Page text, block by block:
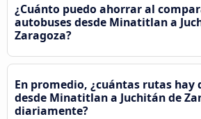
¿Cuánto puedo ahorrar al
autobuses desde Minatitlan a
Zaragoza?
En promedio, ¿cuántas rutas hay
desde Minatitlan a Juchitán de
diariamente?